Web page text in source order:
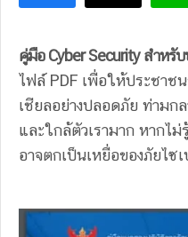
คู่มือ Cyber Security สำหรั
ไฟล์ PDF เพื่อให้ประชาช
เชียลอย่างปลอดภัย ท่ามก
และใกล้ตัวเรามาก หากไ
อาจตกเป็นเหยื่อของภัยไซ